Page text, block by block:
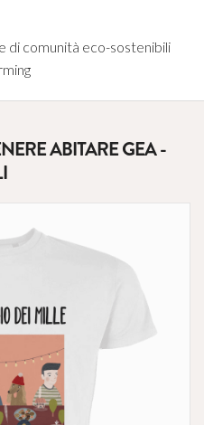
di comunità eco-sostenibili
ABITARE GEA -